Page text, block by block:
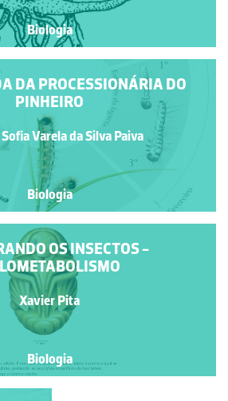
Biologia
DA PROCESSIONÁRIA DO
PINHEIRO
Varela da Silva Paiva
Biologia
OS INSECTOS -
Xavier Pita
Biologia